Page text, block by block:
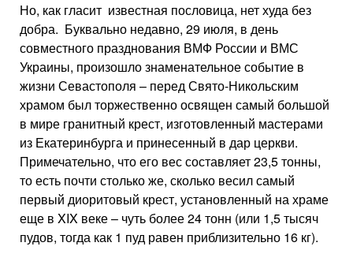
Но, как гласит известная пословица, нет худа без
добра. Буквально недавно, 29 июля, в день
совместного празднования ВМФ России и ВМС
Украины, произошло знаменательное событие в
жизни Севастополя – перед Свято-Никольским
храмом был торжественно освящен самый большой
в мире гранитный крест, изготовленный мастерами
из Екатеринбурга и принесенный в дар церкви.
Примечательно, что его вес составляет 23,5 тонны,
то есть почти столько же, сколько весил самый
первый диоритовый крест, установленный на храме
еще в XIX веке – чуть более 24 тонн (или 1,5 тысяч
пудов, тогда как 1 пуд равен приблизительно 16 кг).